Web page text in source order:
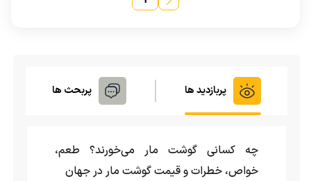
پربازدید ها پربحث ها
چه کسانی گوشت مار می‌خورند؟ طعم،
خواص، خطرات و قیمت گوشت مار در جهان